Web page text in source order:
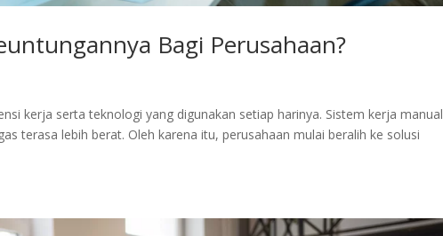
Bagi Perusahaan?
kerja serta teknologi yang digunakan setiap harinya. Sistem kerja manual
terasa lebih berat. Oleh karena itu, perusahaan mulai beralih ke solusi